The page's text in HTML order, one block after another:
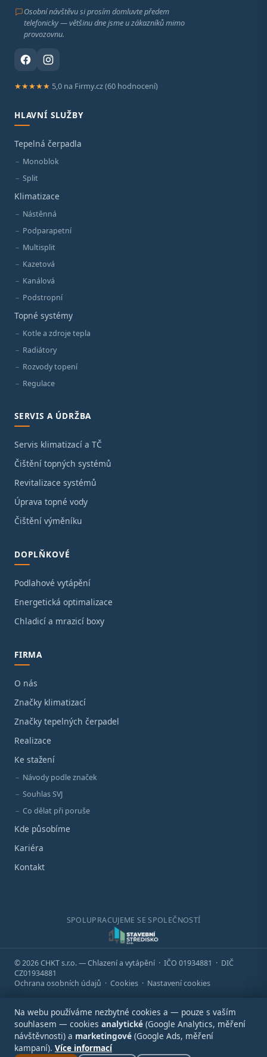
Osobní návštěvu si prosím domluvte předem
telefonicky — většinu dne jsme u zákazníků mimo
provozovnu.
★★★★★ 5,0 na Firmy.cz (60 hodnocení)
HLAVNÍ SLUŽBY
Tepelná čerpadla
Monoblok
Split
Klimatizace
Nástěnná
Podparapetní
Multisplit
Kazetová
Kanálová
Podstropní
Topné systémy
Kotle a zdroje tepla
Radiátory
Rozvody topení
Regulace
SERVIS A ÚDRŽBA
Servis klimatizací a TČ
Čištění topných systémů
Revitalizace systémů
Úprava topné vody
Čištění výměníku
DOPLŇKOVÉ
Podlahové vytápění
Energetická optimalizace
Chladicí a mrazicí boxy
FIRMA
O nás
Značky klimatizací
Značky tepelných čerpadel
Realizace
Ke stažení
Návody podle značek
Souhlas SVJ
Co dělat při poruše
Kde působíme
Kariéra
Kontakt
SPOLUPRACUJEME SE SPOLEČNOSTÍ
© 2026 CHKT s.r.o. — Chlazení a vytápění · IČO 01934881 · DIČ
CZ01934881
Ochrana osobních údajů · Cookies · Nastavení cookies
Na webu používáme nezbytné cookies a — pouze s vaším
souhlasem — cookies analytické (Google Analytics, měření
návštěvnosti) a marketingové (Google Ads, měření
kampaní). Více informací